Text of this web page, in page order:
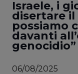
Israele, i
disertare il
possiamo
davanti
genocidio”
06/08/2025